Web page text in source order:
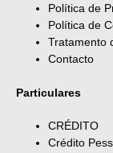
Política de
Política de
Tratamento
Contacto
Particulares
CRÉDITO
Crédito